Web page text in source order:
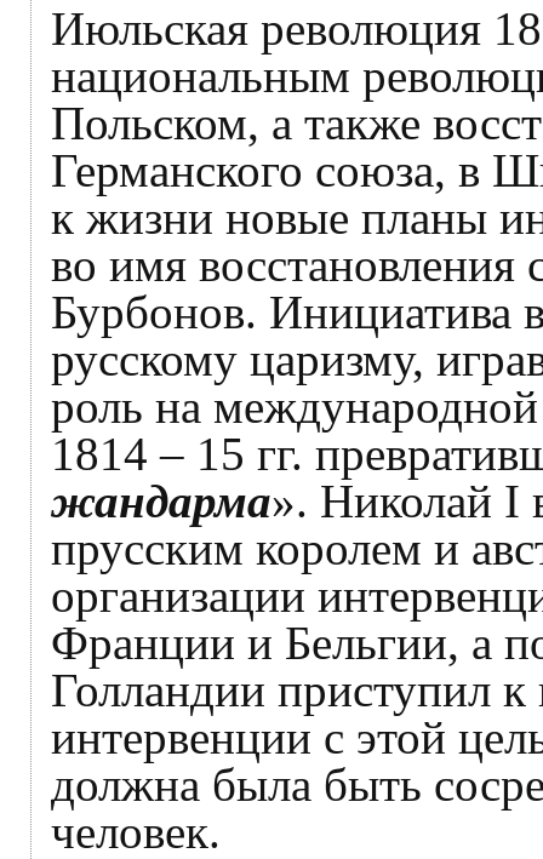
Июльская революция
национальным
Польском, а также
Германского союза, в
к жизни новые планы
во имя восстановления
Бурбонов. Инициатива
русскому царизму,
роль на
1814 – 15 гг.
жандарма». Николай I
прусским королем и
организации
Франции и Бельгии, а
Голландии приступил к
интервенции с этой
должна была быть
человек.